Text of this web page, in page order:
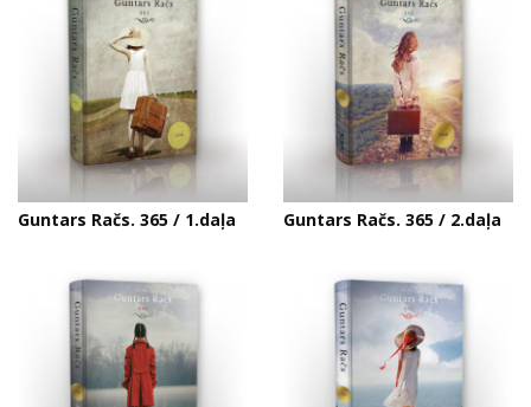
Guntars Račs. 365 / 1.daļa Guntars Račs. 365 / 2.daļa